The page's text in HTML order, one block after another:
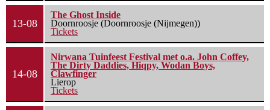
13-08
The Ghost Inside
Doornroosje (Doornroosje (Nijmegen))
Tickets
14-08
Nirwana Tuinfeest Festival met o.a. John Coffey,
The Dirty Daddies, Hiqpy, Wodan Boys,
Clawfinger
Lierop
Tickets